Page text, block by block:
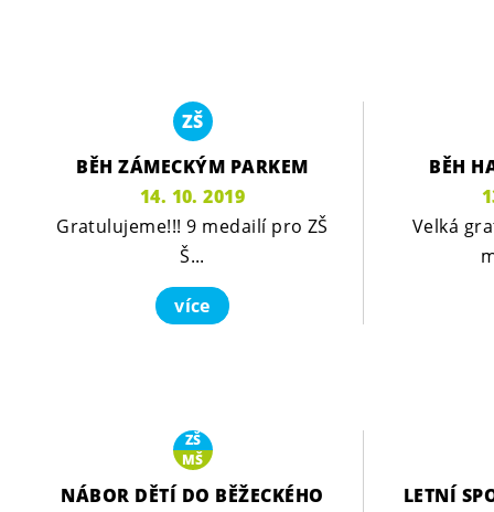
ZŠ
BĚH ZÁMECKÝM PARKEM
14. 10. 2019
Gratulujeme!!! 9 medailí pro ZŠ
Š...
více
BĚH
Velká
ZŠ
MŠ
NÁBOR DĚTÍ DO BĚŽECKÉHO
LETNÍ